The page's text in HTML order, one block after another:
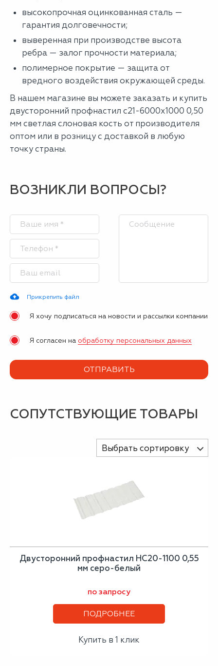
высокопрочная оцинкованная сталь —
гарантия долговечности;
выверенная при производстве высота
ребра — залог прочности материала;
полимерное покрытие — защита от
вредного воздействия окружающей среды.
В нашем магазине вы можете заказать и купить
двусторонний профнастил с21-6000х1000 0,50
мм светлая слоновая кость от производителя
оптом или в розницу с доставкой в любую
точку страны.
ВОЗНИКЛИ ВОПРОСЫ?
Прикрепить файл
Я хочу подписаться на новости и рассылки компании
Я согласен на обработку персональных данных
СОПУТСТВУЮЩИЕ ТОВАРЫ
Выбрать сортировку
Двусторонний профнастил НС20-1100 0,55
мм серо-белый
по запросу
ПОДРОБНЕЕ
Купить в 1 клик